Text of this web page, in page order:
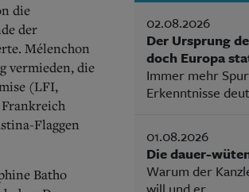
die
der
Mélenchon
vermieden, die
(LFI,
Flaggen
Batho
02.08.2026
Der Ursprung
doch Europa
Immer mehr
Erkenntnisse
01.08.2026
Die dauer-
Warum der